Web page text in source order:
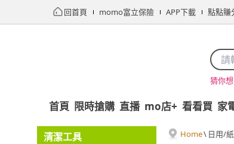
回首頁 momo富立保險 APP下載 點點賺
猜你
首頁 限時搶購 直播 mo店+ 看看買 家
清潔工具
Home\ 日用/